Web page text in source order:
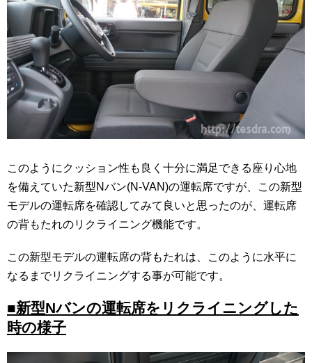
このようにクッション性も良く十分に満足できる座り心地
を備えていた新型Nバン(N-VAN)の運転席ですが、この新型
モデルの運転席を確認してみて良いと思ったのが、運転席
の背もたれのリクライニング機能です。
この新型モデルの運転席の背もたれは、このように水平に
なるまでリクライニングする事が可能です。
■新型Nバンの運転席をリクライニングした
時の様子